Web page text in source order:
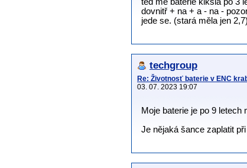
dovnitř + na + a - na -
jede se. (stará měla jen
techgroup
Re: Životnosť baterie v ENC
03. 07. 2023 19:07
Moje baterie je po 9 letech
Je nějaká šance zaplatit